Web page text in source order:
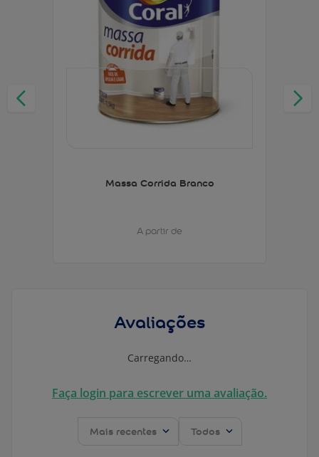
Massa Corrida Branco
A partir de
Avaliações
Carregando…
Faça login para escrever uma avaliação.
Mais recentes Todos